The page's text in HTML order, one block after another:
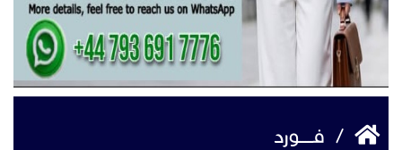
/ فـــــورد